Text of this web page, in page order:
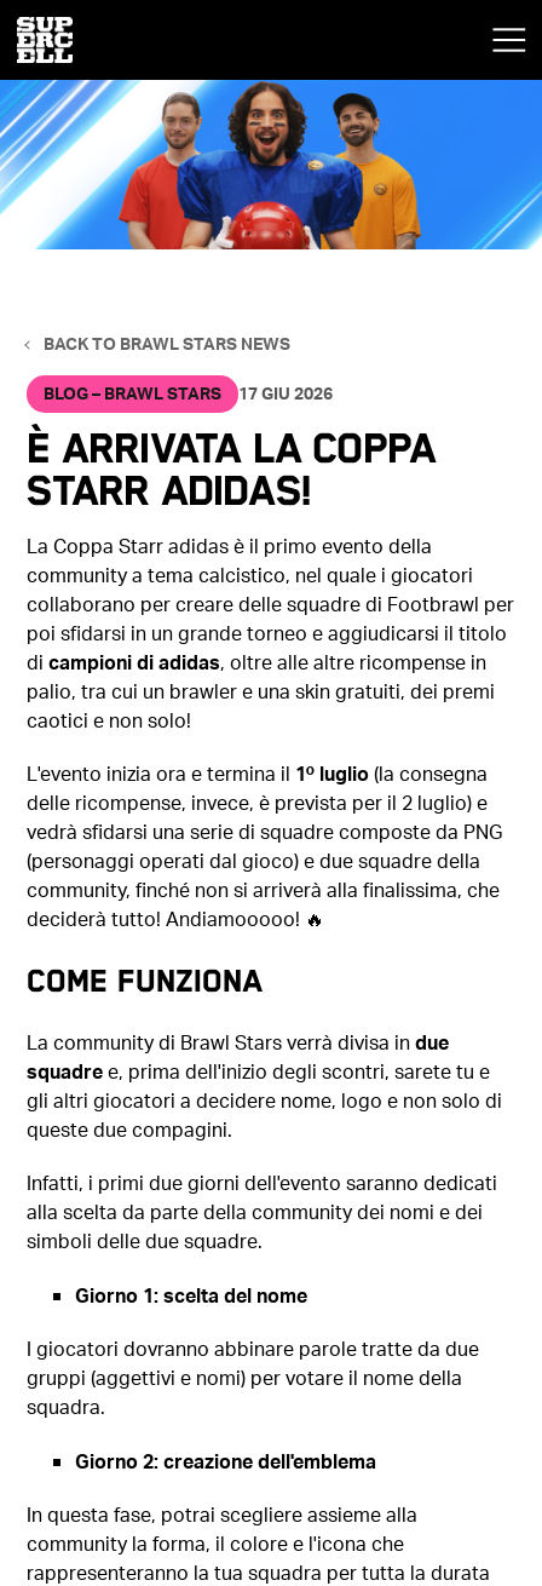
BACK TO BRAWL STARS NEWS
BLOG – BRAWL STARS 17 GIU 2026
È ARRIVATA LA COPPA
STARR ADIDAS!
La Coppa Starr adidas è il primo evento della
community a tema calcistico, nel quale i giocatori
collaborano per creare delle squadre di Footbrawl per
poi sfidarsi in un grande torneo e aggiudicarsi il titolo
dicampioni di adidas, oltre alle altre ricompense in
palio, tra cui un brawler e una skin gratuiti, dei premi
caotici e non solo!
L'evento inizia ora e termina il 1º luglio(la consegna
delle ricompense, invece, è prevista per il 2 luglio) e
vedrà sfidarsi una serie di squadre composte da PNG
(personaggi operati dal gioco) e due squadre della
community, finché non si arriverà alla finalissima, che
deciderà tutto! Andiamooooo! 🔥
COME FUNZIONA
La community di Brawl Stars verrà divisa indue
squadree, prima dell'inizio degli scontri, sarete tu e
gli altri giocatori a decidere nome, logo e non solo di
queste due compagini.
Infatti, i primi due giorni dell'evento saranno dedicati
alla scelta da parte della community dei nomi e dei
simboli delle due squadre.
Giorno 1: scelta del nome
I giocatori dovranno abbinare parole tratte da due
gruppi (aggettivi e nomi) per votare il nome della
squadra.
Giorno 2: creazione dell'emblema
In questa fase, potrai scegliere assieme alla
community la forma, il colore e l'icona che
rappresenteranno la tua squadra per tutta la durata